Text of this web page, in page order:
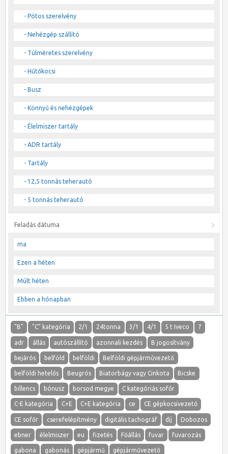
- Pótos szerelvény
- Nehézgép szállító
- Túlméretes szerelvény
- Hűtőkocsi
- Busz
- Könnyű és nehézgépek
- Élelmiszer tartály
- ADR tartály
- Tartály
- 12,5 tonnás teherautó
- 5 tonnás teherautó
Feladás dátuma
ma
Ezen a héten
Múlt héten
Ebben a hónapban
"B" "C" kategória 2/1 24tonna 3/1 4/1 5 t Iveco 7
adr állás autószállító azonnali kezdés B jogosítvány
bejárós belföld belföldi Belföldi gépjárművezető
belföldi hetelős Beugrós Biatorbágy vagy Cinkota Bicske
billencs bónusz borsod megye C kategóriás sofőr
C-E kategória C+E C+E kategória ce CE gépkocsivezető
CE sofőr cserefelépítmény digitális tachográf díj Dobozos
ebner élelmiszer eu fizetés Főállás fuvar fuvarozás
gabona gabonás gépjármű gépjárművezető